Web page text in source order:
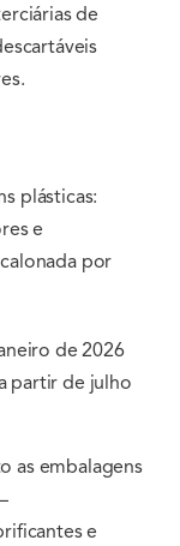
de
plásticas:
e
por
de 2026
partir de julho
as embalagens
e